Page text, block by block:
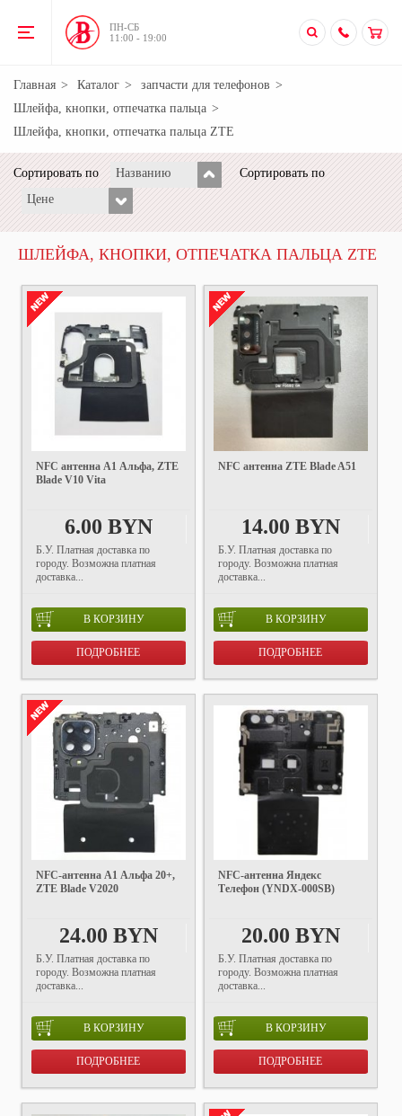
ПН-CБ
11:00 - 19:00
Главная Каталог
запчасти для телефонов
Шлейфа, кнопки, отпечатка пальца
Шлейфа, кнопки, отпечатка пальца ZTE
Сортировать по Названию
Сортировать по
Цене
ШЛЕЙФА, КНОПКИ, ОТПЕЧАТКА ПАЛЬЦА ZTE
NFC антенна A1 Альфа, ZTE
Blade V10 Vita
6.00 BYN
Б.У. Платная доставка по
городу. Возможна платная
доставка...
В КОРЗИНУ
ПОДРОБНЕЕ
NFC антенна ZTE Blade A51
14.00 BYN
Б.У. Платная доставка по
городу. Возможна платная
доставка...
В КОРЗИНУ
ПОДРОБНЕЕ
NFC-антенна А1 Альфа 20+,
ZTE Blade V2020
24.00 BYN
Б.У. Платная доставка по
городу. Возможна платная
доставка...
В КОРЗИНУ
ПОДРОБНЕЕ
NFC-антенна Яндекс
Телефон (YNDX-000SB)
20.00 BYN
Б.У. Платная доставка по
городу. Возможна платная
доставка...
В КОРЗИНУ
ПОДРОБНЕЕ